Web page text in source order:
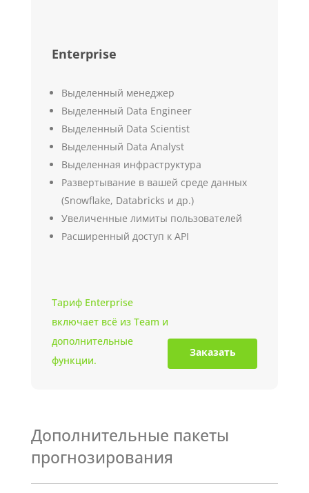
Enterprise
Выделенный менеджер
Выделенный Data Engineer
Выделенный Data Scientist
Выделенный Data Analyst
Выделенная инфраструктура
Развертывание в вашей среде данных
(Snowflake, Databricks и др.)
Увеличенные лимиты пользователей
Расширенный доступ к API
Тариф Enterprise
включает всё из Team и
дополнительные
функции.
Заказать
Дополнительные пакеты
прогнозирования